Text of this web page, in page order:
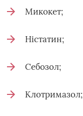
Микокет;
Ністатин;
Себозол;
Клотримазол;